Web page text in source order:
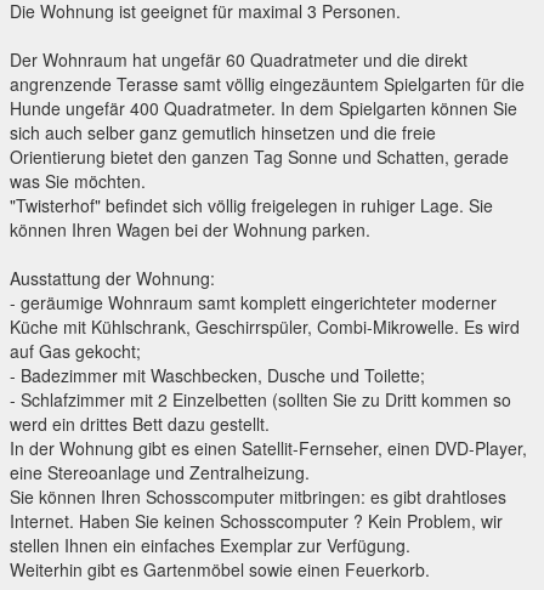
Die Wohnung ist geeignet für maximal 3 Personen.
Der Wohnraum hat ungefär 60 Quadratmeter und die direkt
angrenzende Terasse samt völlig eingezäuntem Spielgarten für die
Hunde ungefär 400 Quadratmeter. In dem Spielgarten können Sie
sich auch selber ganz gemutlich hinsetzen und die freie
Orientierung bietet den ganzen Tag Sonne und Schatten, gerade
was Sie möchten.
"Twisterhof" befindet sich völlig freigelegen in ruhiger Lage. Sie
können Ihren Wagen bei der Wohnung parken.
Ausstattung der Wohnung:
- geräumige Wohnraum samt komplett eingerichteter moderner
Küche mit Kühlschrank, Geschirrspüler, Combi-Mikrowelle. Es wird
auf Gas gekocht;
- Badezimmer mit Waschbecken, Dusche und Toilette;
- Schlafzimmer mit 2 Einzelbetten (sollten Sie zu Dritt kommen so
werd ein drittes Bett dazu gestellt.
In der Wohnung gibt es einen Satellit-Fernseher, einen DVD-Player,
eine Stereoanlage und Zentralheizung.
Sie können Ihren Schosscomputer mitbringen: es gibt drahtloses
Internet. Haben Sie keinen Schosscomputer ? Kein Problem, wir
stellen Ihnen ein einfaches Exemplar zur Verfügung.
Weiterhin gibt es Gartenmöbel sowie einen Feuerkorb.